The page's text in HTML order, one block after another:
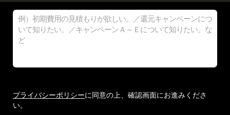
プライバシーポリシーに同意の上、確認画面にお進みくださ
い。